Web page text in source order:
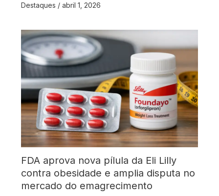
Destaques / abril 1, 2026
FDA aprova nova pílula da Eli Lilly
contra obesidade e amplia disputa no
mercado do emagrecimento